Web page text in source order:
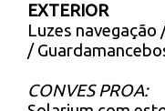
EXTERIOR
Luzes
/
CONVES PROA: